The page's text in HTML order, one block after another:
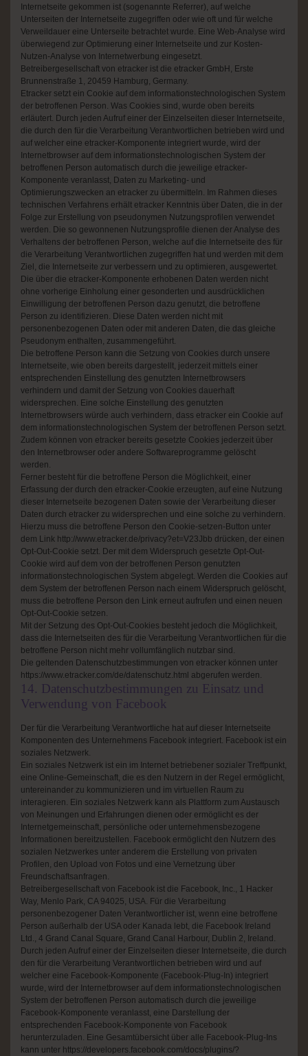
Internetseite gekommen ist (sogenannte Referrer), auf welche
Unterseiten der Internetseite zugegriffen oder wie oft und für welche
Verweildauer eine Unterseite betrachtet wurde. Eine Web-Analyse wird
überwiegend zur Optimierung einer Internetseite und zur Kosten-
Nutzen-Analyse von Internetwerbung eingesetzt.
Betreibergesellschaft von etracker ist die etracker GmbH, Erste
Brunnenstraße 1, 20459 Hamburg, Germany.
Etracker setzt ein Cookie auf dem informationstechnologischen System
der betroffenen Person. Was Cookies sind, wurde oben bereits
erläutert. Durch jeden Aufruf einer der Einzelseiten dieser Internetseite,
die durch den für die Verarbeitung Verantwortlichen betrieben wird und
auf welcher eine etracker-Komponente integriert wurde, wird der
Internetbrowser auf dem informationstechnologischen System der
betroffenen Person automatisch durch die jeweilige etracker-
Komponente veranlasst, Daten zu Marketing- und
Optimierungszwecken an etracker zu übermitteln. Im Rahmen dieses
technischen Verfahrens erhält etracker Kenntnis über Daten, die in der
Folge zur Erstellung von pseudonymen Nutzungsprofilen verwendet
werden. Die so gewonnenen Nutzungsprofile dienen der Analyse des
Verhaltens der betroffenen Person, welche auf die Internetseite des für
die Verarbeitung Verantwortlichen zugegriffen hat und werden mit dem
Ziel, die Internetseite zur verbessern und zu optimieren, ausgewertet.
Die über die etracker-Komponente erhobenen Daten werden nicht
ohne vorherige Einholung einer gesonderten und ausdrücklichen
Einwilligung der betroffenen Person dazu genutzt, die betroffene
Person zu identifizieren. Diese Daten werden nicht mit
personenbezogenen Daten oder mit anderen Daten, die das gleiche
Pseudonym enthalten, zusammengeführt.
Die betroffene Person kann die Setzung von Cookies durch unsere
Internetseite, wie oben bereits dargestellt, jederzeit mittels einer
entsprechenden Einstellung des genutzten Internetbrowsers
verhindern und damit der Setzung von Cookies dauerhaft
widersprechen. Eine solche Einstellung des genutzten
Internetbrowsers würde auch verhindern, dass etracker ein Cookie auf
dem informationstechnologischen System der betroffenen Person setzt.
Zudem können von etracker bereits gesetzte Cookies jederzeit über
den Internetbrowser oder andere Softwareprogramme gelöscht
werden.
Ferner besteht für die betroffene Person die Möglichkeit, einer
Erfassung der durch den etracker-Cookie erzeugten, auf eine Nutzung
dieser Internetseite bezogenen Daten sowie der Verarbeitung dieser
Daten durch etracker zu widersprechen und eine solche zu verhindern.
Hierzu muss die betroffene Person den Cookie-setzen-Button unter
dem Link http://www.etracker.de/privacy?et=V23Jbb drücken, der einen
Opt-Out-Cookie setzt. Der mit dem Widerspruch gesetzte Opt-Out-
Cookie wird auf dem von der betroffenen Person genutzten
informationstechnologischen System abgelegt. Werden die Cookies auf
dem System der betroffenen Person nach einem Widerspruch gelöscht,
muss die betroffene Person den Link erneut aufrufen und einen neuen
Opt-Out-Cookie setzen.
Mit der Setzung des Opt-Out-Cookies besteht jedoch die Möglichkeit,
dass die Internetseiten des für die Verarbeitung Verantwortlichen für die
betroffene Person nicht mehr vollumfänglich nutzbar sind.
Die geltenden Datenschutzbestimmungen von etracker können unter
https://www.etracker.com/de/datenschutz.html abgerufen werden.
14. Datenschutzbestimmungen zu Einsatz und
Verwendung von Facebook
Der für die Verarbeitung Verantwortliche hat auf dieser Internetseite
Komponenten des Unternehmens Facebook integriert. Facebook ist ein
soziales Netzwerk.
Ein soziales Netzwerk ist ein im Internet betriebener sozialer Treffpunkt,
eine Online-Gemeinschaft, die es den Nutzern in der Regel ermöglicht,
untereinander zu kommunizieren und im virtuellen Raum zu
interagieren. Ein soziales Netzwerk kann als Plattform zum Austausch
von Meinungen und Erfahrungen dienen oder ermöglicht es der
Internetgemeinschaft, persönliche oder unternehmensbezogene
Informationen bereitzustellen. Facebook ermöglicht den Nutzern des
sozialen Netzwerkes unter anderem die Erstellung von privaten
Profilen, den Upload von Fotos und eine Vernetzung über
Freundschaftsanfragen.
Betreibergesellschaft von Facebook ist die Facebook, Inc., 1 Hacker
Way, Menlo Park, CA 94025, USA. Für die Verarbeitung
personenbezogener Daten Verantwortlicher ist, wenn eine betroffene
Person außerhalb der USA oder Kanada lebt, die Facebook Ireland
Ltd., 4 Grand Canal Square, Grand Canal Harbour, Dublin 2, Ireland.
Durch jeden Aufruf einer der Einzelseiten dieser Internetseite, die durch
den für die Verarbeitung Verantwortlichen betrieben wird und auf
welcher eine Facebook-Komponente (Facebook-Plug-In) integriert
wurde, wird der Internetbrowser auf dem informationstechnologischen
System der betroffenen Person automatisch durch die jeweilige
Facebook-Komponente veranlasst, eine Darstellung der
entsprechenden Facebook-Komponente von Facebook
herunterzuladen. Eine Gesamtübersicht über alle Facebook-Plug-Ins
kann unter https://developers.facebook.com/docs/plugins/?